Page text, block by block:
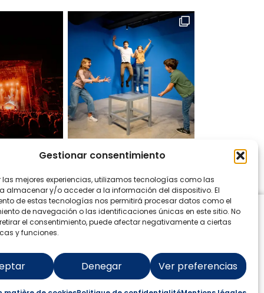
Gestionar consentimiento
las mejores experiencias, utilizamos tecnologías como las
almacenar y/o acceder a la información del dispositivo. El
de estas tecnologías nos permitirá procesar datos como el
de navegación o las identificaciones únicas en este sitio. No
el consentimiento, puede afectar negativamente a ciertas
y funciones.
Denegar Ver preferencias
Instagram